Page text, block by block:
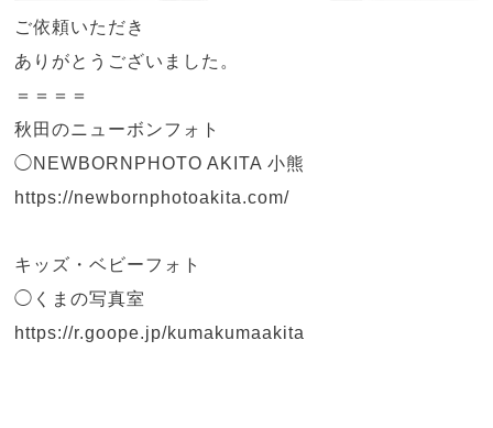
ご依頼いただき
ありがとうございました。
＝＝＝＝
秋田のニューボンフォト
◯NEWBORNPHOTO AKITA 小熊
https://newbornphotoakita.com/
キッズ・ベビーフォト
◯くまの写真室
https://r.goope.jp/kumakumaakita